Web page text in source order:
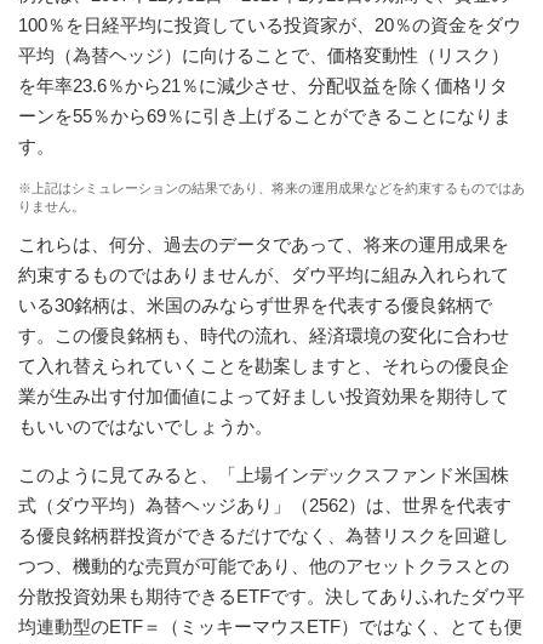
100％を日経平均に投資している投資家が、20％の資金をダウ
平均（為替ヘッジ）に向けることで、価格変動性（リスク）
を年率23.6％から21％に減少させ、分配収益を除く価格リタ
ーンを55％から69％に引き上げることができることになりま
す。
※上記はシミュレーションの結果であり、将来の運用成果などを約束するものではあ
りません。
これらは、何分、過去のデータであって、将来の運用成果を
約束するものではありませんが、ダウ平均に組み入れられて
いる30銘柄は、米国のみならず世界を代表する優良銘柄で
す。この優良銘柄も、時代の流れ、経済環境の変化に合わせ
て入れ替えられていくことを勘案しますと、それらの優良企
業が生み出す付加価値によって好ましい投資効果を期待して
もいいのではないでしょうか。
このように見てみると、「上場インデックスファンド米国株
式（ダウ平均）為替ヘッジあり」（2562）は、世界を代表す
る優良銘柄群投資ができるだけでなく、為替リスクを回避し
つつ、機動的な売買が可能であり、他のアセットクラスとの
分散投資効果も期待できるETFです。決してありふれたダウ平
均連動型のETF＝（ミッキーマウスETF）ではなく、とても便